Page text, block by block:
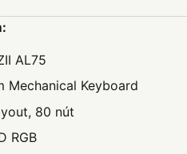
AL75
Mechanical Keyboard
80 nút
RGB